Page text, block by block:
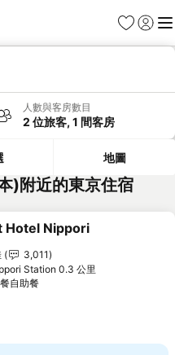
收藏夾
登入 選
人數與客房數目
2 位旅客, 1 間客房
地圖
)附近的東京住宿
收藏夾
Hotel Nippori
3,011
Station 0.3 公里
自助餐